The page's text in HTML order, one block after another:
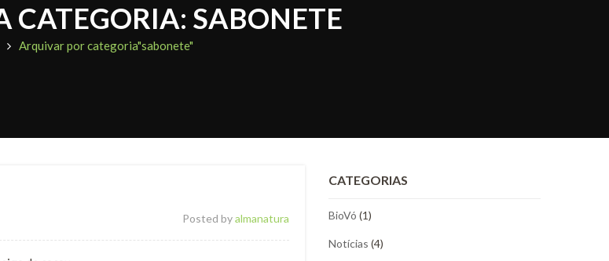
CATEGORIA: SABONETE
Arquivar por categoria"sabonete"
Posted byalmanatura
CATEGORIAS
BioVó (1)
Notícias (4)